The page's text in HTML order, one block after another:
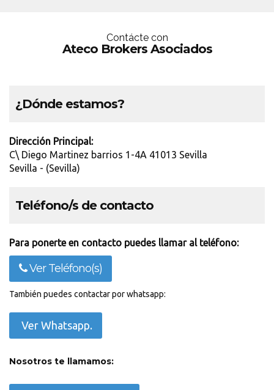
Contácte con
Ateco Brokers Asociados
¿Dónde estamos?
Dirección Principal:
C\ Diego Martinez barrios 1-4A 41013 Sevilla
Sevilla - (Sevilla)
Teléfono/s de contacto
Para ponerte en contacto puedes llamar al teléfono:
Ver Teléfono(s)
También puedes contactar por whatsapp:
Ver Whatsapp.
Nosotros te llamamos: